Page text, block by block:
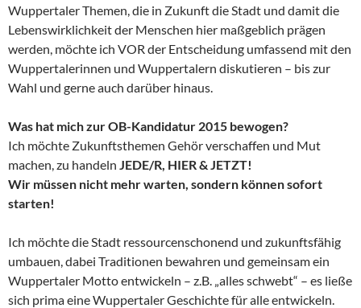
Wuppertaler Themen, die in Zukunft die Stadt und damit die
Lebenswirklichkeit der Menschen hier maßgeblich prägen
werden, möchte ich VOR der Entscheidung umfassend mit den
Wuppertalerinnen und Wuppertalern diskutieren – bis zur
Wahl und gerne auch darüber hinaus.
Was hat mich zur OB-Kandidatur 2015 bewogen?
Ich möchte Zukunftsthemen Gehör verschaffen und Mut
machen, zu handeln JEDE/R, HIER & JETZT!
Wir müssen nicht mehr warten, sondern können sofort
starten!
Ich möchte die Stadt ressourcenschonend und zukunftsfähig
umbauen, dabei Traditionen bewahren und gemeinsam ein
Wuppertaler Motto entwickeln – z.B. „alles schwebt“ – es ließe
sich prima eine Wuppertaler Geschichte für alle entwickeln.